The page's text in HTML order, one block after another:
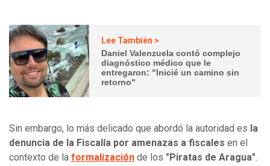
Lee También >
Daniel Valenzuela contó complejo
diagnóstico médico que le
entregaron: "Inicié un camino sin
retorno"
Sin embargo, lo más delicado que abordó la autoridad es la
denuncia de la Fiscalía por amenazas a fiscales en el
contexto de la formalización de los "Piratas de Aragua".